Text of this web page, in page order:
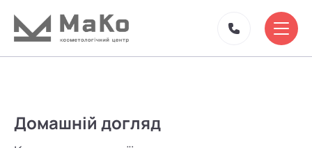
Домашній догляд